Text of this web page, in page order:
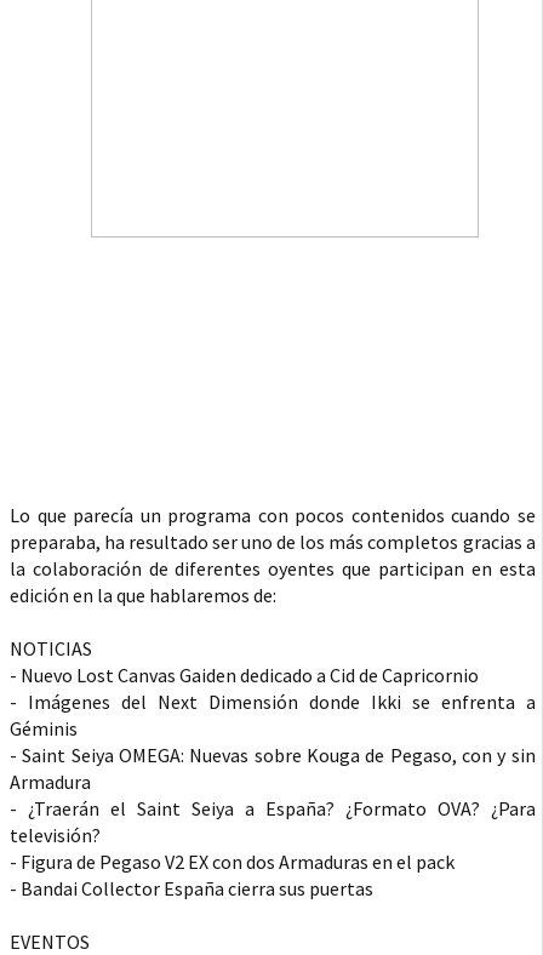
Lo que parecía un programa con pocos contenidos cuando se
preparaba, ha resultado ser uno de los más completos gracias a
la colaboración de diferentes oyentes que participan en esta
edición en la que hablaremos de:
NOTICIAS
- Nuevo Lost Canvas Gaiden dedicado a Cid de Capricornio
- Imágenes del Next Dimensión donde Ikki se enfrenta a
Géminis
- Saint Seiya OMEGA: Nuevas sobre Kouga de Pegaso, con y sin
Armadura
- ¿Traerán el Saint Seiya a España? ¿Formato OVA? ¿Para
televisión?
- Figura de Pegaso V2 EX con dos Armaduras en el pack
- Bandai Collector España cierra sus puertas
EVENTOS